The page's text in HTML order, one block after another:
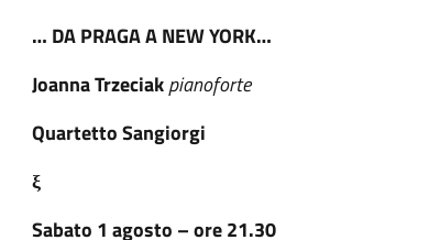
… DA PRAGA A NEW YORK…
Joanna Trzeciakpianoforte
Quartetto Sangiorgi
ξ
Sabato 1 agosto – ore 21.30